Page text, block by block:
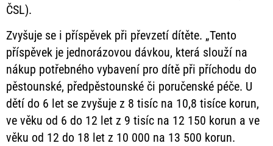
ČSL).
Zvyšuje se i příspěvek při převzetí dítěte. „Tento
příspěvek je jednorázovou dávkou, která slouží na
nákup potřebného vybavení pro dítě při příchodu do
pěstounské, předpěstounské či poručenské péče. U
dětí do 6 let se zvyšuje z 8 tisíc na 10,8 tisíce korun,
ve věku od 6 do 12 let z 9 tisíc na 12 150 korun a ve
věku od 12 do 18 let z 10 000 na 13 500 korun.